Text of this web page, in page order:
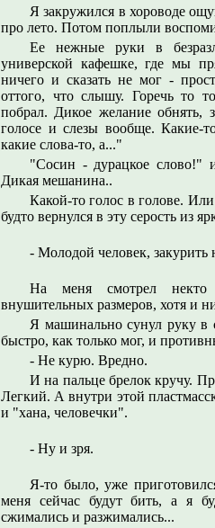
Я закружился в хороводе
про лето. Потом поплыли
Ее нежные руки в
универской кафешке, где мы
ничего и сказать не мог -
оттого, что слышу. Горечь то
побрал. Дикое желание обнять,
голосе и слезы вообще. Какие-
какие слова-то, а..."
"Сосин - дурацкое слово!"
Дикая мешанина..
Какой-то голос в голове.
будто вернулся в эту серость из
- Молодой человек, закурить
На меня смотрел некто
внушительных размеров, хотя и
Я машинально сунул руку в
быстро, как только мог, и
- Не курю. Вредно.
И на пальце брелок кручу.
Легкий. А внутри этой
и "хана, человечки".
- Ну и зря.
Я-то было, уже
меня сейчас будут бить, а я
сжимались и разжимались...